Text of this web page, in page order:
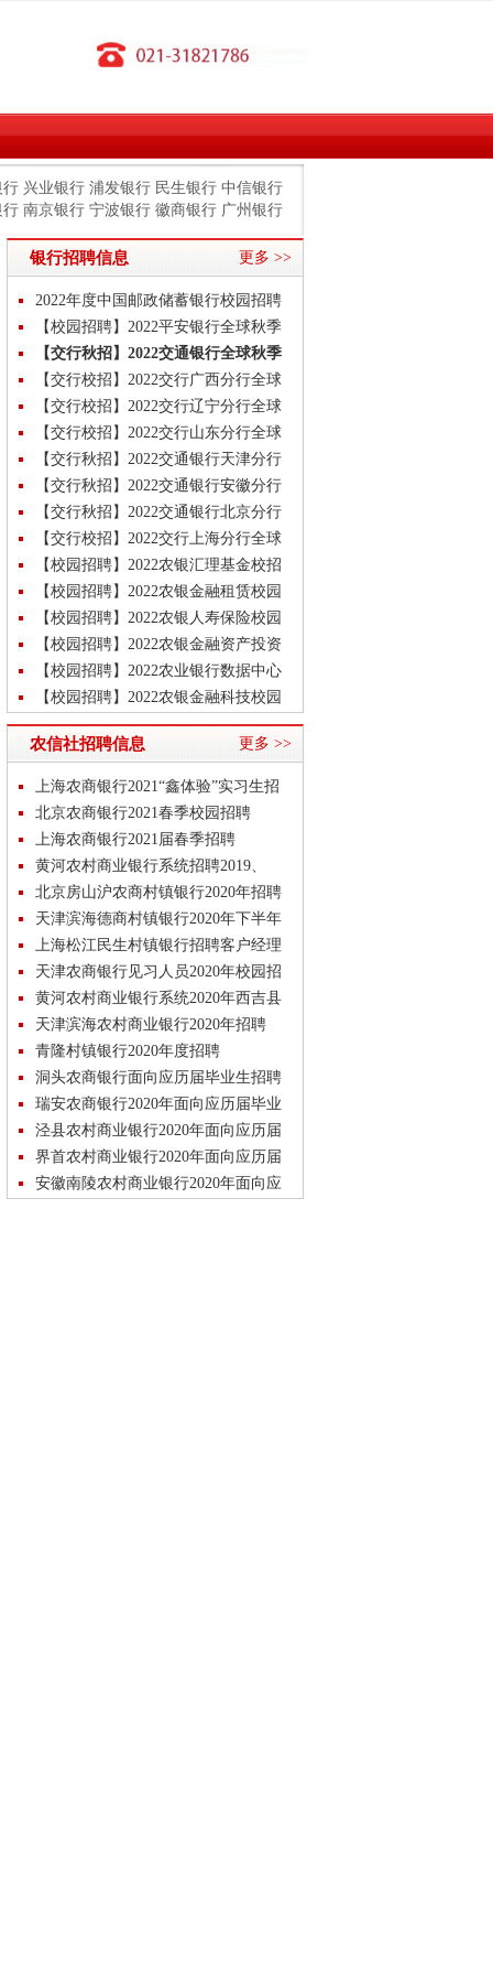
行 兴业银行 浦发银行 民生银行 中信银行
行 南京银行 宁波银行 徽商银行 广州银行
银行招聘信息 更多 >>
2022年度中国邮政储蓄银行校园招聘
公告【校园招聘】2022平安银行全球秋季
校招岗位汇总公告
【交行秋招】2022交通银行全球秋季
校招岗位汇总公告
【交行校招】2022交行广西分行全球
秋季校园招聘公告
【交行校招】2022交行辽宁分行全球
秋季校园招聘公告
【交行校招】2022交行山东分行全球
秋季校园招聘公告
【交行秋招】2022交通银行天津分行
秋季校园招聘公告
【交行秋招】2022交通银行安徽分行
秋季校园招聘公告
【交行秋招】2022交通银行北京分行
秋季校园招聘公告
【交行校招】2022交行上海分行全球
秋季校园招聘公告
【校园招聘】2022农银汇理基金校招
公告【校园招聘】2022农银金融租赁校园
招聘公告
【校园招聘】2022农银人寿保险校园
招聘公告
【校园招聘】2022农银金融资产投资
校招公告
【校园招聘】2022农业银行数据中心
校园招聘公告
【校园招聘】2022农银金融科技校园
招聘公告
【梦想靠岸】2022招商银行福州分行
校招公告
【梦想靠岸】2022招商银行潍坊分行
校园招聘公告
【校园招聘】2022农行研发中心校招
岗位汇总公告
【校园招聘】2022农业银行年度校招
岗位汇总公告！
农信社招聘信息 更多 >>
上海农商银行2021“鑫体验”实习生招
聘 北京农商银行2021春季校园招聘
上海农商银行2021届春季招聘
黄河农村商业银行系统招聘2019、
2020届毕业生
北京房山沪农商村镇银行2020年招聘
天津滨海德商村镇银行2020年下半年
招聘上海松江民生村镇银行招聘客户经理
实习生
天津农商银行见习人员2020年校园招
聘 黄河农村商业银行系统2020年西吉县
就业扶贫专项招聘
天津滨海农村商业银行2020年招聘
青隆村镇银行2020年度招聘
洞头农商银行面向应历届毕业生招聘
瑞安农商银行2020年面向应历届毕业
生春季招聘
泾县农村商业银行2020年面向应历届
毕业生招聘
界首农村商业银行2020年面向应历届
毕业生招聘
安徽南陵农村商业银行2020年面向应